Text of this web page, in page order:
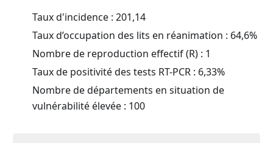
Taux d'incidence : 201,14
Taux d’occupation des lits en réanimation : 64,6%
Nombre de reproduction effectif (R) : 1
Taux de positivité des tests RT-PCR : 6,33%
Nombre de départements en situation de
vulnérabilité élevée : 100